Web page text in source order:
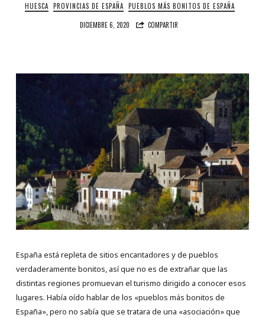
HUESCA PROVINCIAS DE ESPAÑA PUEBLOS MÁS BONITOS DE ESPAÑA
DICIEMBRE 6, 2020
COMPARTIR
España está repleta de sitios encantadores y de pueblos
verdaderamente bonitos, así que no es de extrañar que las
distintas regiones promuevan el turismo dirigido a conocer esos
lugares. Había oído hablar de los «pueblos más bonitos de
España», pero no sabía que se tratara de una «asociación» que